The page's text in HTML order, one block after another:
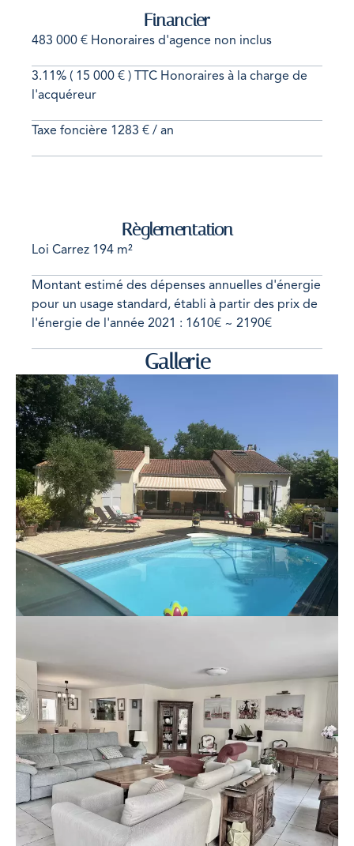
Financier
483 000 € Honoraires d'agence non inclus
3.11% ( 15 000 € ) TTC Honoraires à la charge de
l'acquéreur
Taxe foncière 1283 € / an
Règlementation
Loi Carrez 194 m²
Montant estimé des dépenses annuelles d'énergie
pour un usage standard, établi à partir des prix de
l'énergie de l'année 2021 : 1610€ ~ 2190€
Gallerie